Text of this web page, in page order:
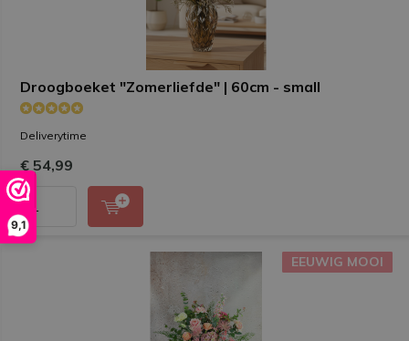
9,1
Droogboeket "Zomerliefde" | 60cm - small
Deliverytime
€ 54,99
EEUWIG MOOI
EEUWIG MOOI